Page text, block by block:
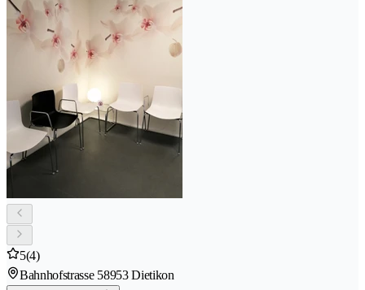
5(4)
Bahnhofstrasse 58953 Dietikon